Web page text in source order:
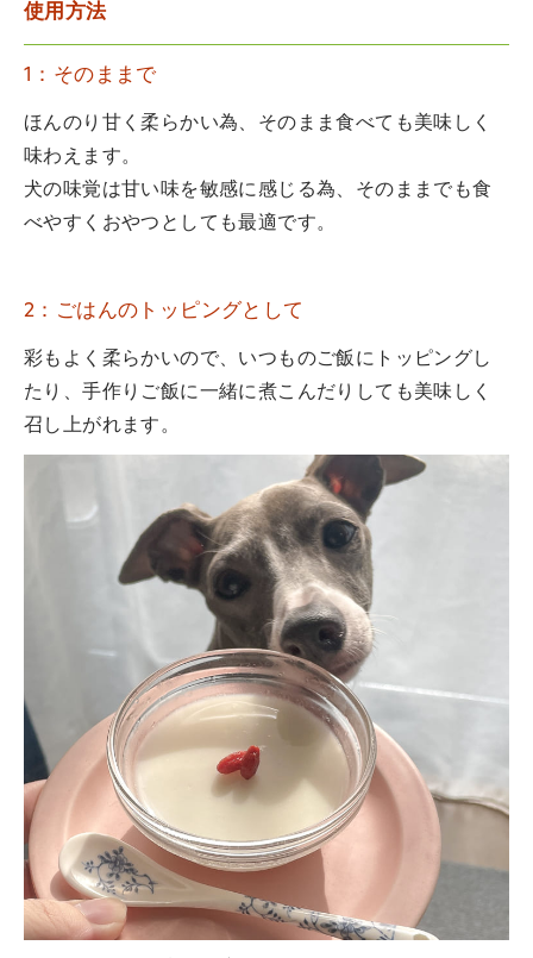
使用方法
1：そのままで
ほんのり甘く柔らかい為、そのまま食べても美味しく
味わえます。
犬の味覚は甘い味を敏感に感じる為、そのままでも食
べやすくおやつとしても最適です。
2：ごはんのトッピングとして
彩もよく柔らかいので、いつものご飯にトッピングし
たり、手作りご飯に一緒に煮こんだりしても美味しく
召し上がれます。